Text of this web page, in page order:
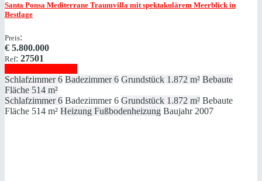
Santa Ponsa Mediterrane Traumvilla mit spektakulärem Meerblick in
Bestlage
Preis:
€ 5.800.000
Ref: 27501
Schlafzimmer 6 Badezimmer 6 Grundstück 1.872 m² Bebaute
Fläche 514 m²
Schlafzimmer 6 Badezimmer 6 Grundstück 1.872 m² Bebaute
Fläche 514 m² Heizung Fußbodenheizung Baujahr 2007